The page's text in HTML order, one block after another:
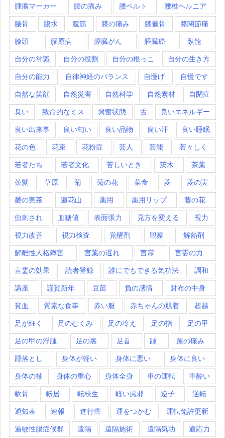
腫瘍マーカー 腰の痛み 腰ベルト 腰椎ヘルニア
腰骨 腹水 腹筋 膝の痛み 膝蓋骨 膝関節痛
膝頭 膠原病 膵臓がん 膵臓癌 臥龍
自分の常識 自分の役割 自分の根っこ 自分の生き方
自分の能力 自律神経のバランス 自慢げ 自慢です
自然な笑顔 自然災害 自然科学 自然素材 自閉症
臭い 致命的なミス 興奮状態 舌 良いエネルギー
良い出来事 良い匂い 良い品物 良い汗 良い睡眠
花の色 花束 花粉症 芸人 芸能 若々しく
若者たち 若者文化 苦しいとき 茨木 茶葉
茶髪 草原 菊 菊の花 菜食 菱 菱の実
菱の実茶 蓮花山 薬用 薬用リップ 藤の花
虫刺され 血糖値 表面張力 見方を変える 視力
視力改善 視力検査 覚醒剤 観察 解熱剤
解離性人格障害 言葉の遅れ 言霊 言霊の力
言霊の効果 読者登録 誰にでもできる気功法 調和
講座 謹賀新年 豆苗 負の感情 財布の中身
貧血 質素な食事 赤い服 赤ちゃんの肌着 超越
足が細く 足のむくみ 足の冷え 足の指 足の甲
足の甲の浮腫 足の裏 足首 踵 踵の痛み
踵落とし 身体が軽い 身体に悪い 身体に良い
身体の軸 身体の重心 身体全身 車の運転 車酔い
軟骨 転居 転校生 軽い風邪 逆子 逆転
通知表 速報 進行癌 運をつかむ 運転免許更新
過敏性腸症候群 遠隔 遠隔施術 遠隔気功 適応力